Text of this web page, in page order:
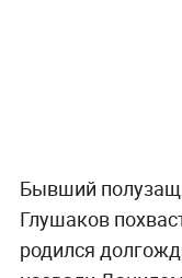
Бывший
Глушаков
родился